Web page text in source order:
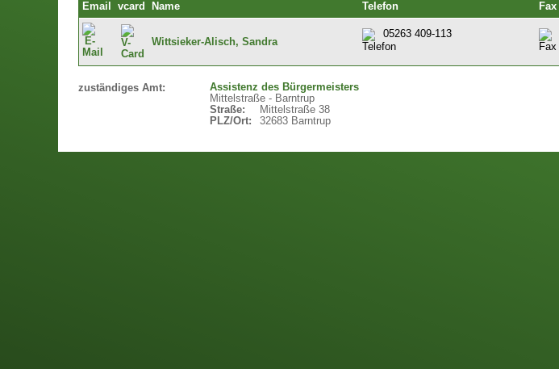
Email vcard Name Telefon Fax
Wittsieker-Alisch, Sandra
05263 409-113
zuständiges Amt:
Assistenz des Bürgermeisters
Mittelstraße - Barntrup
Straße:
Mittelstraße 38
PLZ/Ort:
32683 Barntrup